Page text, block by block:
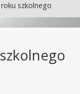
szkolnego